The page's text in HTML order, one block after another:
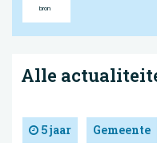
Alle
5 jaar Gemeente